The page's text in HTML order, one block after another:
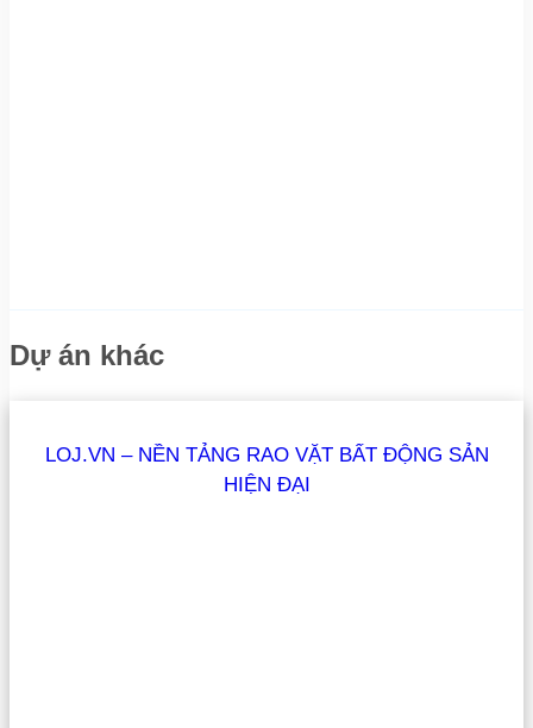
Dự án khác
LOJ.VN – NỀN TẢNG RAO VẶT BẤT ĐỘNG SẢN
HIỆN ĐẠI